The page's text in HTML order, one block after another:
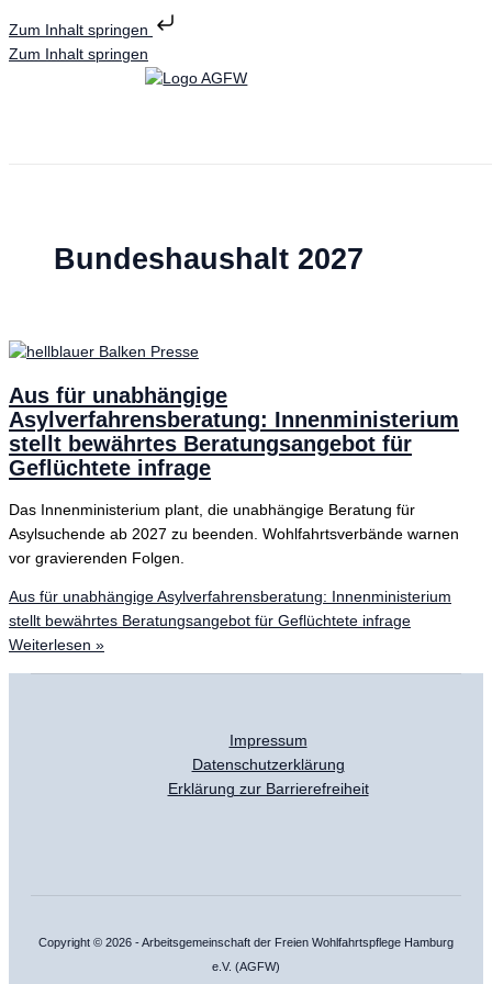
Zum Inhalt springen
Zum Inhalt springen
Bundeshaushalt 2027
Aus für unabhängige
Asylverfahrensberatung: Innenministerium
stellt bewährtes Beratungsangebot für
Geflüchtete infrage
Das Innenministerium plant, die unabhängige Beratung für
Asylsuchende ab 2027 zu beenden. Wohlfahrtsverbände warnen
vor gravierenden Folgen.
Aus für unabhängige Asylverfahrensberatung: Innenministerium
stellt bewährtes Beratungsangebot für Geflüchtete infrage
Weiterlesen »
Impressum
Datenschutzerklärung
Erklärung zur Barrierefreiheit
Copyright © 2026 - Arbeitsgemeinschaft der Freien Wohlfahrtspflege Hamburg
e.V. (AGFW)